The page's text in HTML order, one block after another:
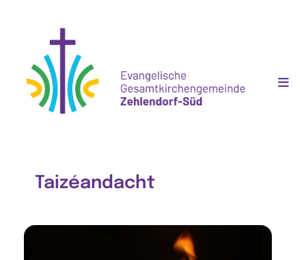
Taizéandacht